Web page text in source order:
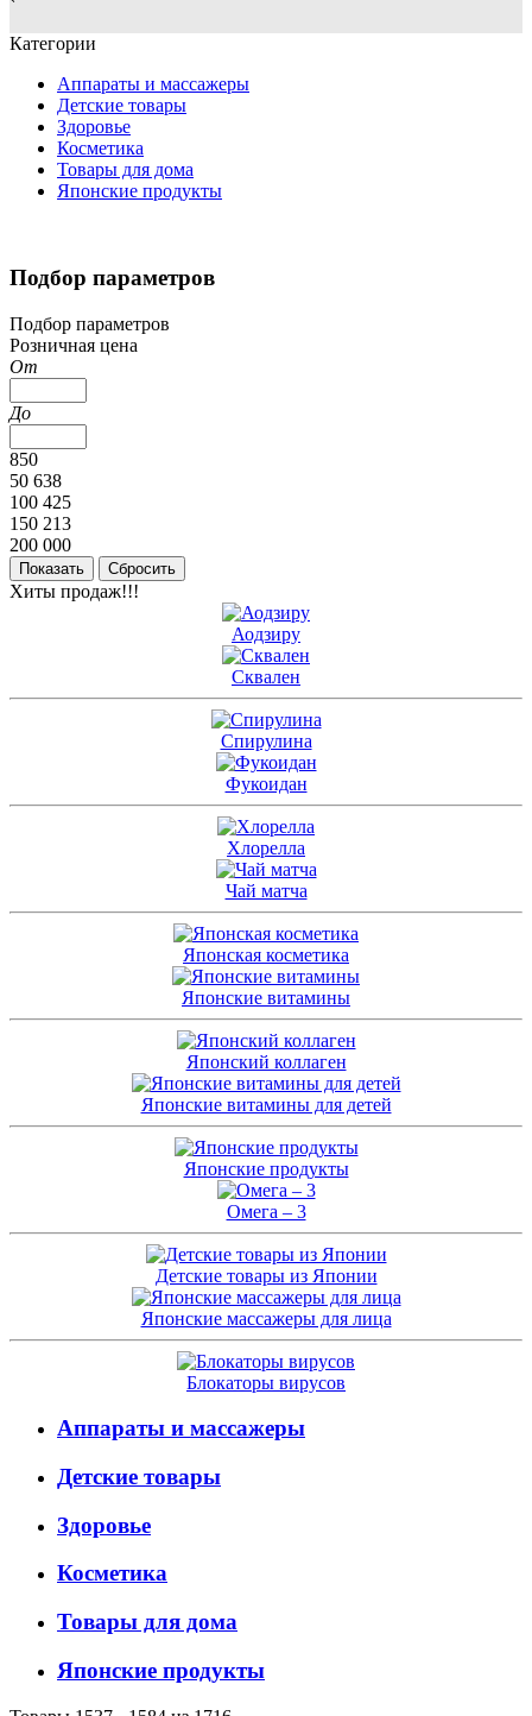
`
Категории
Аппараты и массажеры
Детские товары
Здоровье
Косметика
Товары для дома
Японские продукты
Подбор параметров
Подбор параметров
Розничная цена
От
До
850
50 638
100 425
150 213
200 000
Хиты продаж!!!
Аодзиру
Сквален
Спирулина
Фукоидан
Хлорелла
Чай матча
Японская косметика
Японские витамины
Японский коллаген
Японские витамины для детей
Японские продукты
Омега – 3
Детские товары из Японии
Японские массажеры для лица
Блокаторы вирусов
Аппараты и массажеры
Детские товары
Здоровье
Косметика
Товары для дома
Японские продукты